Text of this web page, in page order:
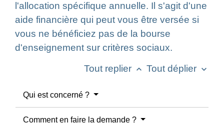
l'allocation spécifique annuelle. Il s'agit d'une
aide financière qui peut vous être versée si
vous ne bénéficiez pas de la bourse
d'enseignement sur critères sociaux.
Tout replier keyboard_arrow_up Tout déplier keyboard_arrow_down
Qui est concerné ?
Comment en faire la demande ?